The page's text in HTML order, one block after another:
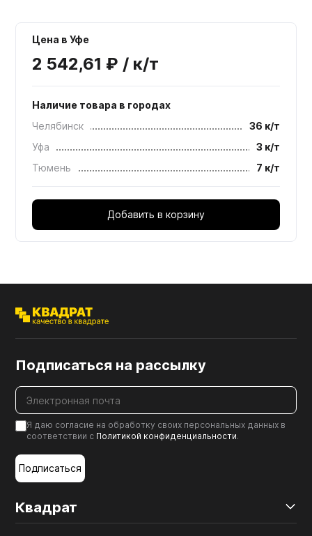
Цена в Уфе
2 542,61 ₽ / к/т
Наличие товара в городах
Челябинск
36 к/т
Уфа
3 к/т
Тюмень
7 к/т
Добавить в корзину
Квадрат
Подписаться на рассылку
Я даю согласие на обработку своих персональных данных в
соответствии с Политикой конфиденциальности.
Подписаться